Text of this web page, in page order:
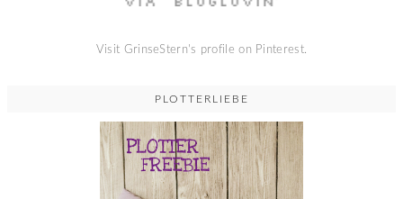
Visit GrinseStern's profile on Pinterest.
PLOTTERLIEBE